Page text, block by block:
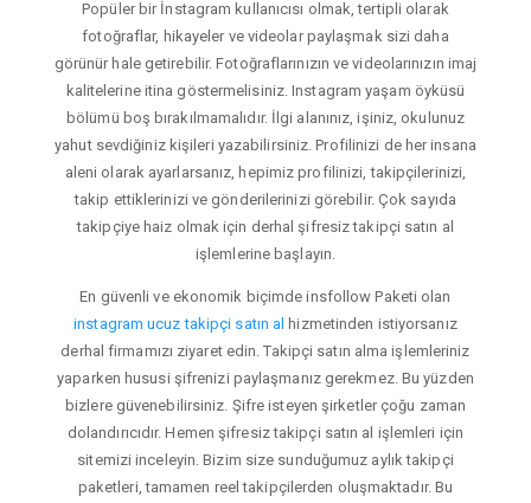
Popüler bir İnstagram kullanıcısı olmak, tertipli olarak
fotoğraflar, hikayeler ve videolar paylaşmak sizi daha
görünür hale getirebilir. Fotoğraflarınızın ve videolarınızın imaj
kalitelerine itina göstermelisiniz. Instagram yaşam öyküsü
bölümü boş bırakılmamalıdır. İlgi alanınız, işiniz, okulunuz
yahut sevdiğiniz kişileri yazabilirsiniz. Profilinizi de her insana
aleni olarak ayarlarsanız, hepimiz profilinizi, takipçilerinizi,
takip ettiklerinizi ve gönderilerinizi görebilir. Çok sayıda
takipçiye haiz olmak için derhal şifresiz takipçi satın al
işlemlerine başlayın.
En güvenli ve ekonomik biçimde insfollow Paketi olan
instagram ucuz takipçi satın al hizmetinden istiyorsanız
derhal firmamızı ziyaret edin. Takipçi satın alma işlemleriniz
yaparken hususi şifrenizi paylaşmanız gerekmez. Bu yüzden
bizlere güvenebilirsiniz. Şifre isteyen şirketler çoğu zaman
dolandırıcıdır. Hemen şifresiz takipçi satın al işlemleri için
sitemizi inceleyin. Bizim size sunduğumuz aylık takipçi
paketleri, tamamen reel takipçilerden oluşmaktadır. Bu